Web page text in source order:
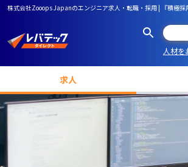
株式会社Zooops Japanのエンジニア求人・転職・採用 | 『積極
人材を
求人